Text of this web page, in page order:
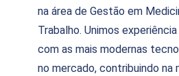
na área de Gestão em
Trabalho. Unimos
com as mais modernas
no mercado, contribuindo na